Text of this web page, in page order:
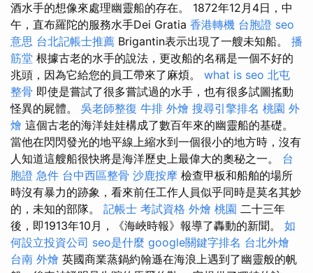
酒水手的想像來處理幽靈船的存在。 1872年12月4日，中
午，直布羅陀的服務水手Dei Gratia 香港轉機 台胞證 seo
意思 台北記帳士推薦 Brigantin表示出現了一艘未知船。 播
筋堂 根據古老的水手的說法，更改船的名稱是一個不好的
兆頭，因為它給您的員工帶來了麻煩。 what is seo 北屯
整骨 即使是嘗試了很多嘗試過的水手，也有很多試圖搖動
怪異的屍體。 吳老師整復 牛排 外燴 搜尋引擎排名 桃園 外
燴 這個古老的海洋娃娃構成了數百年來的幽靈船的基礎。
當他在閃閃發光的地平線上縮水到一個很小的地方時，沒有
人知道這艘船很快將是海洋歷史上最偉大的奧秘之一。 台
胞證 急件 台中西區整骨 沙鹿按摩 檢查甲板和船舶的場所
時沒有暴力的跡象，看來前任工作人員似乎同時是莫名其妙
的，未知的部隊。 記帳士 考試資格 外燴 桃園 二十三年
後，即1913年10月，《海峽時報》報導了轟動的新聞。 如
何設立投資公司 seo是什麼 google關鍵字排名 台北外燴
台南 外燴 英國商業蒸鍋約翰遜在海浪上遇到了幽靈般的帆